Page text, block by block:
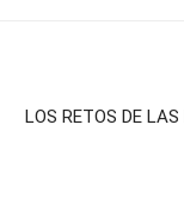
LOS RETOS DE